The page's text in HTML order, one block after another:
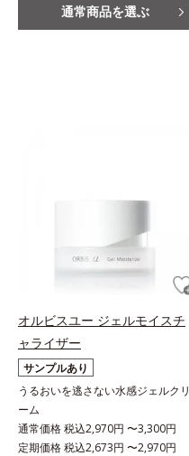
通常商品を選ぶ
オルビスユー ジェルモイスチ
ャライザー
サンプルあり
うるおいを逃さない水感ジェルクリ
ーム
通常価格 税込2,970円 〜3,300円
定期価格 税込2,673円 〜2,970円